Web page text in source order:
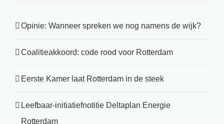
Opinie: Wanneer spreken we nog namens de wijk?
Coalitieakkoord: code rood voor Rotterdam
Eerste Kamer laat Rotterdam in de steek
Leefbaar-initiatiefnotitie Deltaplan Energie
Rotterdam